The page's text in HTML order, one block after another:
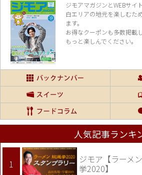
ジモアマガジンとWEBサイ
白エリアの地元を楽しむた
ます。
お得なクーポンも多数掲載
もっと楽しんでください。
人気記事ランキ
ジモア【ラーメ
挙2020】